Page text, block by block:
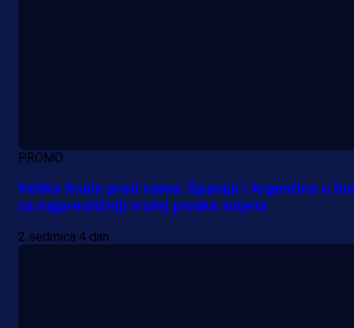
PROMO
Veliko finale pred nama: Španija i Argentina u
za najprestižniji trofej prvaka svijeta
2 sedmica 4 dan